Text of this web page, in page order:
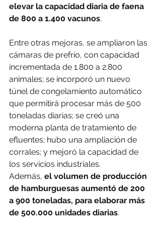
elevar la capacidad diaria de faena
de 800 a 1.400 vacunos.
Entre otras mejoras, se ampliaron las
cámaras de prefrío, con capacidad
incrementada de 1.800 a 2.800
animales; se incorporó un nuevo
túnel de congelamiento automático
que permitirá procesar más de 500
toneladas diarias; se creó una
moderna planta de tratamiento de
efluentes; hubo una ampliación de
corrales; y mejoró la capacidad de
los servicios industriales.
Además, el volumen de producción
de hamburguesas aumentó de 200
a 900 toneladas, para elaborar más
de 500.000 unidades diarias.